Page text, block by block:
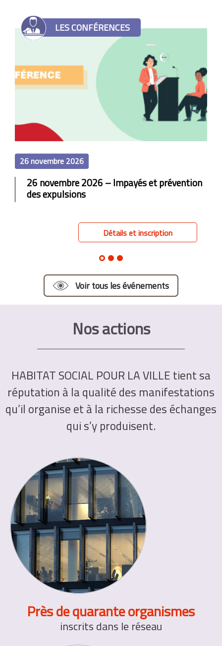
LES CONFÉRENCES
26 novembre 2026
26 novembre 2026 – Impayés et prévention
des expulsions
Détails et inscription
Voir tous les événements
Nos actions
HABITAT SOCIAL POUR LA VILLE tient sa
réputation à la qualité des manifestations
qu’il organise et à la richesse des échanges
qui s’y produisent.
Près de quarante organismes
inscrits dans le réseau